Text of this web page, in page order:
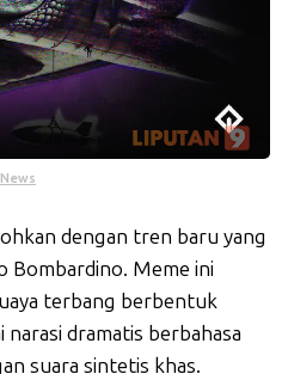
dengan tren baru yang
Bombardino. Meme ini
terbang berbentuk
dramatis berbahasa
suara sintetis khas.